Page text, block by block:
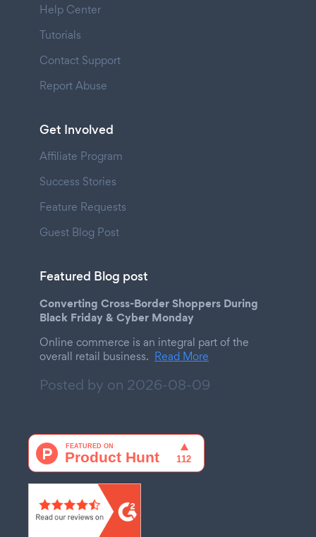
Help Center
Tutorials
Contact Support
Report Abuse
Get Involved
Affiliate Program
Success Stories
Feature Requests
Guest Blog Post
Featured Blog post
Converting Cross-Border Shoppers During
Black Friday & Cyber Monday
Online commerce is an integral part of the
overall retail business. Read More
Posted by on 2026-08-09